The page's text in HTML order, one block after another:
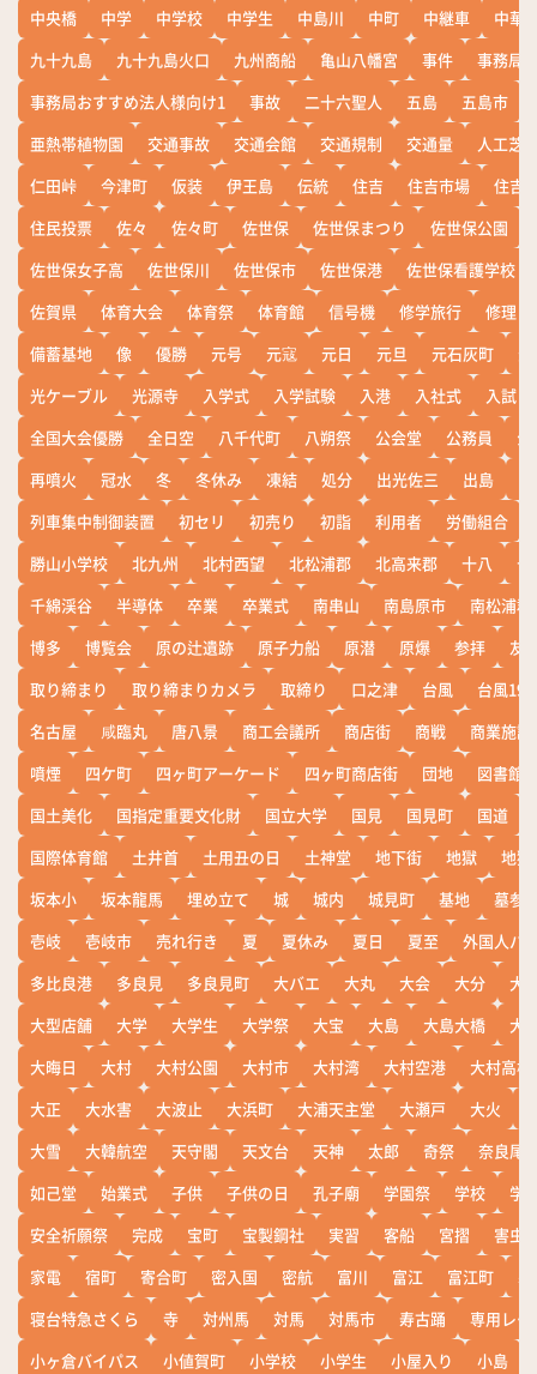
中央橋
中学 中学校 中学生 中島川 中町 中継車
中華
九十九島
九十九島火口 九州商船 亀山八幡宮 事件
事務局
事務局おすすめ法人様向け1
事故 二十六聖人 五島 五島市
亜熱帯植物園
交通事故 交通会館 交通規制 交通量
人工芝
仁田峠
今津町 仮装 伊王島 伝統 住吉 住吉市場
住吉
住民投票
佐々 佐々町 佐世保 佐世保まつり 佐世保公園
佐世保女子高
佐世保川 佐世保市 佐世保港
佐世保看護学校
佐賀県
体育大会 体育祭 体育館 信号機 修学旅行
修理
備蓄基地
像 優勝 元号 元寇 元日 元旦 元石灰町
光ケーブル
光源寺 入学式 入学試験 入港 入社式
入試
全国大会優勝
全日空 八千代町 八朔祭 公会堂 公務員
公
再噴火
冠水 冬 冬休み 凍結 処分 出光佐三 出島
列車集中制御装置
初セリ 初売り 初詣 利用者 労働組合
勝山小学校
北九州 北村西望 北松浦郡 北高来郡 十八
十
千綿渓谷
半導体 卒業 卒業式 南串山 南島原市
南松浦郡
博多
博覧会 原の辻遺跡 原子力船 原潜 原爆 参拝
友
取り締まり
取り締まりカメラ 取締り 口之津 台風
台風19
名古屋
咸臨丸 唐八景 商工会議所 商店街 商戦
商業施設
噴煙
四ケ町 四ヶ町アーケード 四ヶ町商店街 団地
図書館
国土美化
国指定重要文化財 国立大学 国見 国見町 国道
国際体育館
土井首 土用丑の日 土神堂 地下街 地獄
地獄
坂本小
坂本龍馬 埋め立て 城 城内 城見町 基地
墓参
壱岐
壱岐市 売れ行き 夏 夏休み 夏日 夏至
外国人バ
多比良港
多良見 多良見町 大バエ 大丸 大会 大分
大
大型店舗
大学 大学生 大学祭 大宝 大島 大島大橋
大
大晦日
大村 大村公園 大村市 大村湾 大村空港
大村高校
大正
大水害 大波止 大浜町 大浦天主堂 大瀬戸 大火
大雪
大韓航空 天守閣 天文台 天神 太郎 奇祭
奈良尾
如己堂
始業式 子供 子供の日 孔子廟 学園祭 学校
学
安全祈願祭
完成 宝町 宝製鋼社 実習 客船 宮摺
害虫
家電
宿町 寄合町 密入国 密航 富川 富江 富江町
寝台特急さくら
寺 対州馬 対馬 対馬市 寿古踊
専用レー
小ヶ倉バイパス
小値賀町 小学校 小学生 小屋入り 小島